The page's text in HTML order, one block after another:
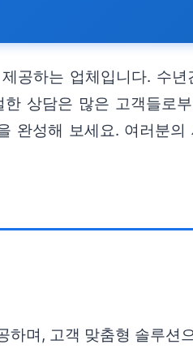
공하는 업체입니다. 수
상담은 많은 고객들로
완성해 보세요. 여러분의
며, 고객 맞춤형 솔루션